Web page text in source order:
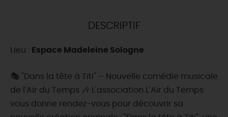
DEMAIN
CE WEEK-END
CETTE SEMAINE
DESCRIPTIF
Lieu : Espace Madeleine Sologne
🎭 "Dans la tête à Titi" – Nouvelle comédie musicale
de l'Air du Temps 🎶 L'association L'Air du Temps
vous donne rendez-vous pour découvrir sa